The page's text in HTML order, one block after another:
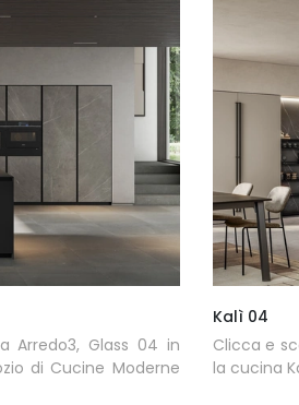
Arredo3, Glass 04 in
di Cucine Moderne
Kalì 04
Clicca e
la cucina